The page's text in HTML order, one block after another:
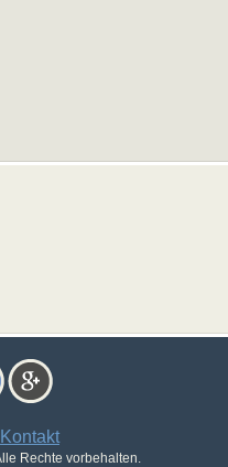
Kontakt
Rechte vorbehalten.